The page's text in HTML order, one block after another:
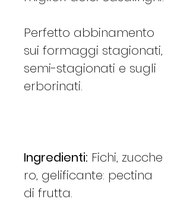
Perfetto abbinamento
sui formaggi stagionati,
semi-stagionati e sugli
erborinati.
Ingredienti: Fichi, zucche
ro, gelificante: pectina
di frutta.